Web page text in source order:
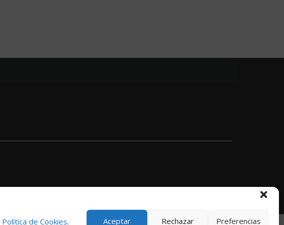
Política de Cookies. Aceptar Rechazar Preferencias
© 2024 Immensiva